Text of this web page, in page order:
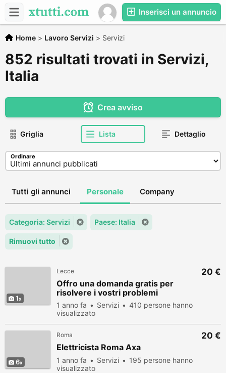
Inserisci un annuncio
Home > Lavoro Servizi > Servizi
852 risultati trovati in Servizi,
Italia
Crea avviso
Griglia Lista Dettaglio
Ordinare
Tutti gli annunci Personale Company
Categoria: Servizi Paese: Italia
Rimuovi tutto
1
Lecce
Offro una domanda gratis per
risolvere i vostri problemi
1 anno fa Servizi
410 persone hanno
visualizzato
20 €
6
Roma
Elettricista Roma Axa
1 anno fa Servizi
195 persone hanno
visualizzato
20 €